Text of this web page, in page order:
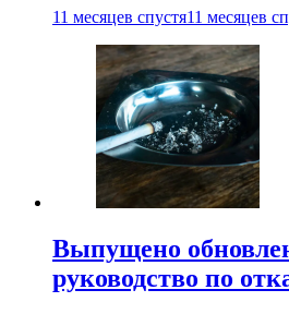
11 месяцев спустя11 месяцев
Выпущено
руководство по